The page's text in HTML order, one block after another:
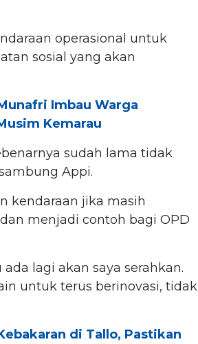
operasional untuk
sosial yang akan
Imbau Warga
Kemarau
sudah lama tidak
Appi.
kendaraan jika masih
menjadi contoh bagi OPD
lagi akan saya serahkan.
untuk terus berinovasi, tidak
di Tallo, Pastikan